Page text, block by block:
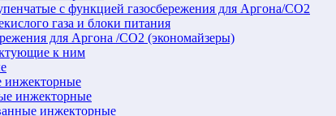
c функцией газосбережения для Аргона/СО2
газа и блоки питания
для Аргона /СО2 (экономайзеры)
к ним
инжекторные
инжекторные
инжекторные